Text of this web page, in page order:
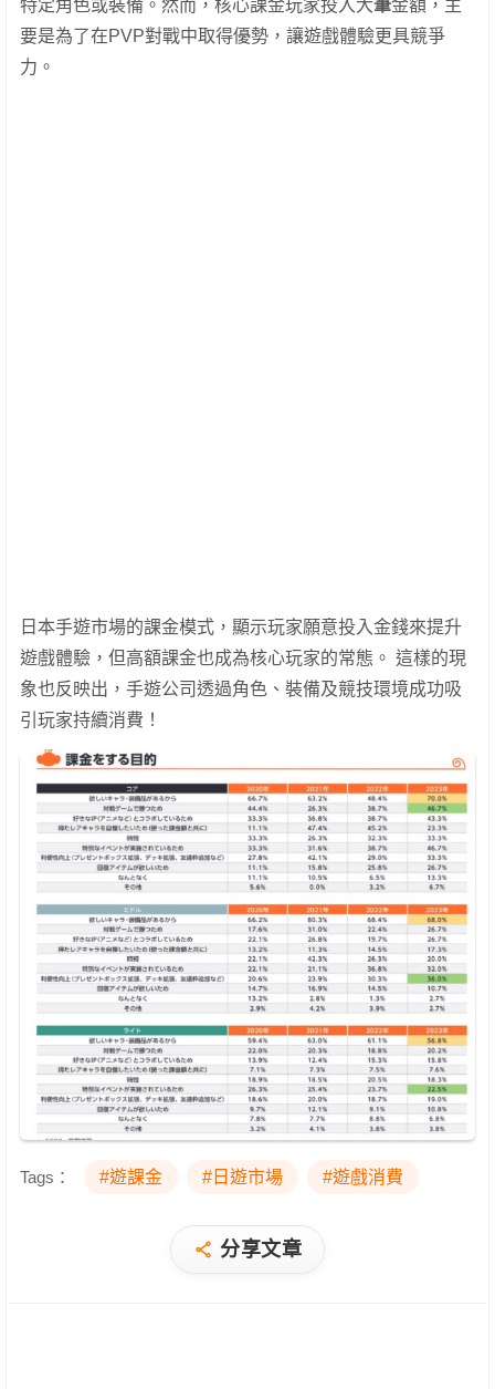
特定角色或裝備。然而，核心課金玩家投入大筆金額，主
要是為了在PVP對戰中取得優勢，讓遊戲體驗更具競爭
力。
日本手遊市場的課金模式，顯示玩家願意投入金錢來提升
遊戲體驗，但高額課金也成為核心玩家的常態。 這樣的現
象也反映出，手遊公司透過角色、裝備及競技環境成功吸
引玩家持續消費！
Tags： #遊課金 #日遊市場 #遊戲消費
分享文章